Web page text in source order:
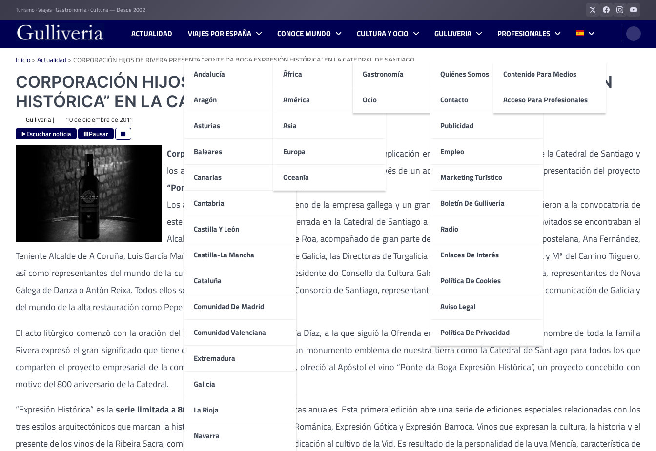
to
content
Turismo · Viajes · Gastronomía · Cultura — Desde 2002
ACTUALIDAD VIAJES POR ESPAÑA
Andalucía
Aragón
Asturias
Baleares
Canarias
Cantabria
Castilla Y León
Castilla-La Mancha
Cataluña
Comunidad De Madrid
Comunidad Valenciana
Extremadura
Galicia
La Rioja
Navarra
CONOCE MUNDO
África
América
Asia
Europa
Oceanía
CULTURA Y OCIO
Gastronomía
Ocio
GULLIVERIA
Quiénes Somos
Contacto
Publicidad
Empleo
Marketing Turístico
Boletín De Gulliveria
Radio
Enlaces De Interés
Política De Cookies
Aviso Legal
Política De Privacidad
PROFESIONALES
Contenido Para Medios
Acceso Para Profesionales
Inicio>Actualidad>CORPORACIÓN HIJOS DE RIVERA PRESENTA “PONTE DA BOGA EXPRESIÓN HISTÓRICA” EN LA CATEDRAL DE SANTIAGO.
CORPORACIÓN HIJOS DE RIVERA PRESENTA “PONTE DA BOGA EXPRESIÓN
HISTÓRICA” EN LA CATEDRAL DE SANTIAGO.
Gulliveria| 10 de diciembre de 2011
Escuchar noticia Pausar
Corporación Hijos de Rivera
celebró por todo lo alto su implicación en el proceso de restauración de la Catedral de Santiago y
los actos de conmemoración de su
a través de un acto de Ofrenda al Apóstol y la presentación del proyecto
“Ponte da Boga Expresión Histórica”.
Los accionistas y empleados en pleno de la empresa gallega y un gran número de autoridades acudieron a la convocatoria de
este acto que se celebró a puerta cerrada en la Catedral de Santiago a partir de las 20:45. Entre los invitados se encontraban el
Alcalde de Santiago, Xerardo Conde Roa, acompañado de gran parte de la Corporación Municipal compostelana, Ana Fernández,
Teniente Alcalde de A Coruña, Luis García Mañá, Jefe Superior de la Policía de Galicia, las Directoras de Turgalicia y Xacobeo, Mª del Carmen Pita y Mª del Camino Triguero,
así como representantes del mundo de la cultura como Ramón Villares, Presidente do Consello da Cultura Galega, el escultor Manuel Patinha, representantes de Nova
Galega de Danza o Antón Reixa. Todos ellos se sumaron a los miembros del Consorcio de Santiago, representantes de los principales medios de comunicación de Galicia y
del mundo de la alta restauración como Pepe Solla o Xosé T. Cannas.
El acto litúrgico comenzó con la oración del Deán de la Catedral, José María Díaz, a la que siguió la Ofrenda en la que José María Rivera, en nombre de toda la familia
Rivera expresó el gran significado que tiene el apoyo a la restauración de un monumento emblema de nuestra tierra como la Catedral de Santiago para todos los que
comparten el proyecto empresarial de la compañía gallega. En ese sentido, ofreció al Apóstol el vino “Ponte da Boga Expresión Histórica”, un proyecto concebido con
motivo del 800 aniversario de la Catedral.
“Expresión Histórica” es laserie limitada a 800 cajasde elaboraciones únicas anuales. Esta primera edición abre una serie de ediciones especiales relacionadas con los
tres estilos arquitectónicos que marcan la historia de la Catedral: Expresión Románica, Expresión Gótica y Expresión Barroca. Vinos que expresan la cultura, la historia y el
presente de los vinos de la Ribeira Sacra, como resultado de su milenaria dedicación al cultivo de la Vid. Es resultado de la personalidad de la uva Mencía, característica de